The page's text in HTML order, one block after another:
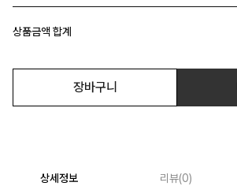
상품금액 합계
장바구니
상세정보 리뷰(0)